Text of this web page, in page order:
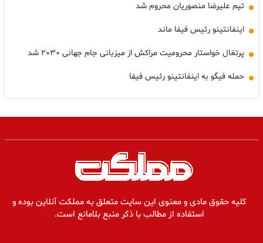
تیم علیرضا منصوریان محروم شد
اینفانتینو رئیس فیفا ماند
پرتغال خواستار محرومیت مراکش از میزبانی جام جهانی ۲۰۳۰ شد
حمله فیگو به اینفانتینو رئیس فیفا
کلیه حقوق مادی و معنوی این سایت متعلق به مملکت آنلاین بوده و
استفاده از مطالب با ذکر منبع بلامانع است.